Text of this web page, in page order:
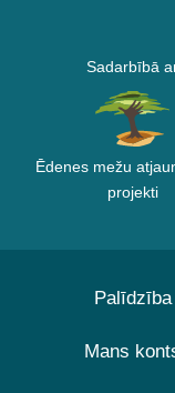
Sadarbībā
Ēdenes mežu
projekti
Palīdzība
Mans